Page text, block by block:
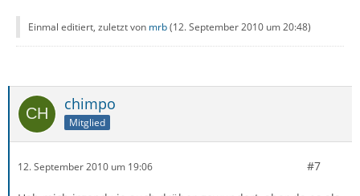
Einmal editiert, zuletzt von mrb(12. September 2010 um 20:48)
chimpo
Mitglied
12. September 2010 um 19:06 #7